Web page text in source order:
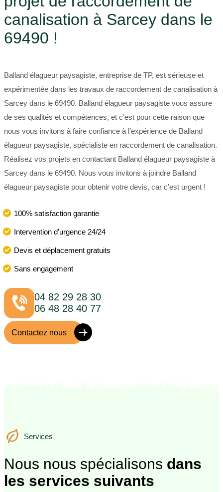
canalisation à Sarcey dans le
69490 !
Balland élagueur paysagiste, entreprise de TP, est sérieuse et
expérimentée dans les travaux de raccordement de canalisation à
Sarcey dans le 69490. Balland élagueur paysagiste vous assure
de ses qualités et compétences, et c’est pour cette raison que
nous vous invitons à faire confiance à l’expérience de Balland
élagueur paysagiste, spécialiste en raccordement de canalisation.
Réalisez vos projets en contactant Balland élagueur paysagiste à
Sarcey dans le 69490. Nous vous invitons à joindre Balland
élagueur paysagiste pour obtenir votre devis, car c’est urgent !
100% satisfaction garantie
Intervention d'urgence 24/24
Devis et déplacement gratuits
Sans engagement
04 82 29 28 30
06 48 28 40 77
Contactez nous
Services
Services
Nous nous spécialisons dans
les services suivants